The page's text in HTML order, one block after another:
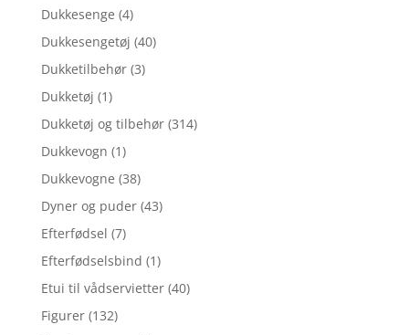
Dukkesenge (4)
Dukkesengetøj (40)
Dukketilbehør (3)
Dukketøj (1)
Dukketøj og tilbehør (314)
Dukkevogn (1)
Dukkevogne (38)
Dyner og puder (43)
Efterfødsel (7)
Efterfødselsbind (1)
Etui til vådservietter (40)
Figurer (132)